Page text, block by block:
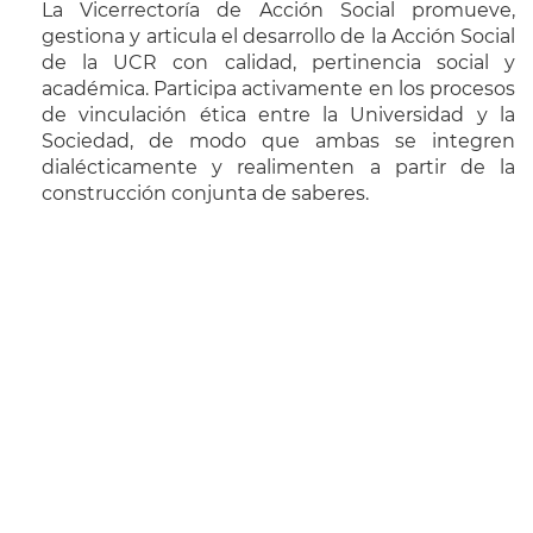
La Vicerrectoría de Acción Social promueve,
gestiona y articula el desarrollo de la Acción Social
de la UCR con calidad, pertinencia social y
académica. Participa activamente en los procesos
de vinculación ética entre la Universidad y la
Sociedad, de modo que ambas se integren
dialécticamente y realimenten a partir de la
construcción conjunta de saberes.